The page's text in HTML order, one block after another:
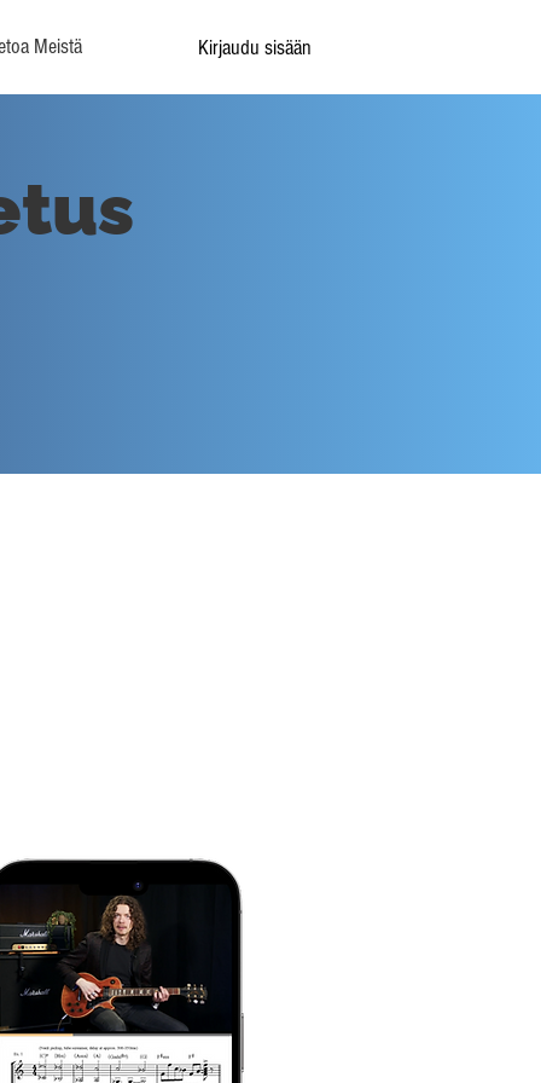
Meistä Kirjaudu sisään